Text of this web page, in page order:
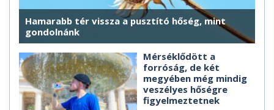
Hamarabb tér vissza a pusztító hőség, mint
gondolnánk
Mérséklődött a
forróság, de két
megyében még mindig
veszélyes hőségre
figyelmeztetnek